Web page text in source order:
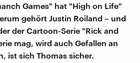
Games" hat "High on Life"
gehört Justin Roiland – und
der Cartoon-Serie "Rick and
mag, wird auch Gefallen an
ist sich Thomas sicher.